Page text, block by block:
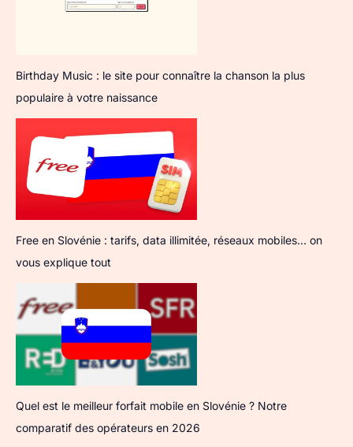
Birthday Music : le site pour connaître la chanson la plus
populaire à votre naissance
Free en Slovénie : tarifs, data illimitée, réseaux mobiles… on
vous explique tout
Quel est le meilleur forfait mobile en Slovénie ? Notre
comparatif des opérateurs en 2026